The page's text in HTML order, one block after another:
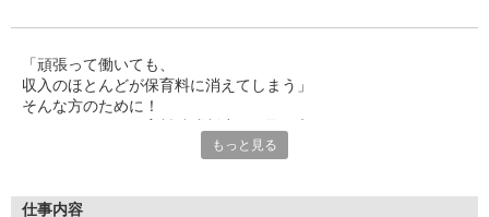
「頑張って働いても、
収入のほとんどが保育料に消えてしまう」
そんな方のために！
一般の保育園に子どもを預けている方をバックアップ◎
もっと見る
仕事内容